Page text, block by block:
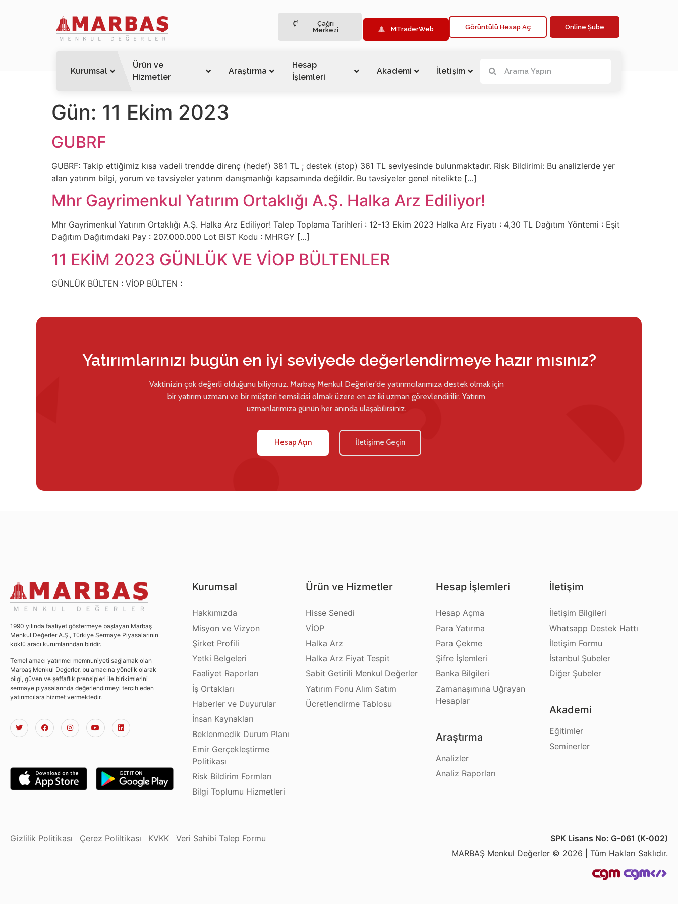
Çağrı
Merkezi
MTraderWeb Görüntülü Hesap Aç Online Şube
Kurumsal
Ürün ve
Hizmetler
Araştırma
Hesap
İşlemleri
Akademi İletişim
Gün: 11 Ekim 2023
GUBRF
GUBRF: Takip ettiğimiz kısa vadeli trendde direnç (hedef) 381 TL ; destek (stop) 361 TL seviyesinde bulunmaktadır. Risk Bildirimi: Bu analizlerde yer
alan yatırım bilgi, yorum ve tavsiyeler yatırım danışmanlığı kapsamında değildir. Bu tavsiyeler genel nitelikte […]
Mhr Gayrimenkul Yatırım Ortaklığı A.Ş. Halka Arz Ediliyor!
Mhr Gayrimenkul Yatırım Ortaklığı A.Ş. Halka Arz Ediliyor! Talep Toplama Tarihleri : 12-13 Ekim 2023 Halka Arz Fiyatı : 4,30 TL Dağıtım Yöntemi : Eşit
Dağıtım Dağıtımdaki Pay : 207.000.000 Lot BIST Kodu : MHRGY […]
11 EKİM 2023 GÜNLÜK VE VİOP BÜLTENLER
GÜNLÜK BÜLTEN : VİOP BÜLTEN :
Yatırımlarınızı bugün en iyi seviyede değerlendirmeye hazır mısınız?
Vaktinizin çok değerli olduğunu biliyoruz. Marbaş Menkul Değerler’de yatırımcılarımıza destek olmak için
bir yatırım uzmanı ve bir müşteri temsilcisi olmak üzere en az iki uzman görevlendirilir. Yatırım
uzmanlarımıza günün her anında ulaşabilirsiniz.
Hesap Açın İletişime Geçin
1990 yılında faaliyet göstermeye başlayan Marbaş
Menkul Değerler A.Ş., Türkiye Sermaye Piyasalarının
köklü aracı kurumlarından biridir.
Temel amacı yatırımcı memnuniyeti sağlamak olan
Marbaş Menkul Değerler, bu amacına yönelik olarak
bilgi, güven ve şeffaflık prensipleri ile birikimlerini
sermaye piyasalarında değerlendirmeyi tercih eden
yatırımcılara hizmet vermektedir.
Kurumsal
Hakkımızda
Misyon ve Vizyon
Şirket Profili
Yetki Belgeleri
Faaliyet Raporları
İş Ortakları
Haberler ve Duyurular
İnsan Kaynakları
Beklenmedik Durum Planı
Emir Gerçekleştirme
Politikası
Risk Bildirim Formları
Bilgi Toplumu Hizmetleri
Ürün ve Hizmetler
Hisse Senedi
VİOP
Halka Arz
Halka Arz Fiyat Tespit
Sabit Getirili Menkul Değerler
Yatırım Fonu Alım Satım
Ücretlendirme Tablosu
Hesap İşlemleri
Hesap Açma
Para Yatırma
Para Çekme
Şifre İşlemleri
Banka Bilgileri
Zamanaşımına Uğrayan
Hesaplar
Araştırma
Analizler
Analiz Raporları
İletişim
İletişim Bilgileri
Whatsapp Destek Hattı
İletişim Formu
İstanbul Şubeler
Diğer Şubeler
Akademi
Eğitimler
Seminerler
Gizlilik Politikası Çerez Poliltikası KVKK Veri Sahibi Talep Formu
SPK Lisans No: G-061 (K-002)
MARBAŞ Menkul Değerler © 2026 | Tüm Hakları Saklıdır.